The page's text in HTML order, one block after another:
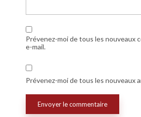
Prévenez-moi de tous les nouveaux
e-mail.
Prévenez-moi de tous les nouveaux